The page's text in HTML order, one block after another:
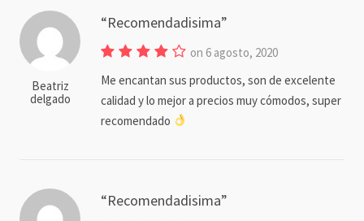
Beatriz
delgado
Recomendadisima
on 6 agosto, 2020
Me encantan sus productos, son de excelente
calidad y lo mejor a precios muy cómodos, super
recomendado
Recomendadisima